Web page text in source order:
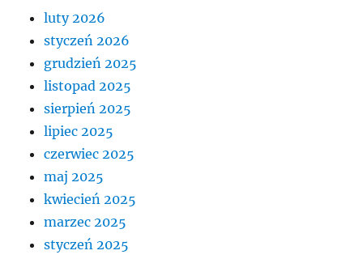
luty 2026
styczeń 2026
grudzień 2025
listopad 2025
sierpień 2025
lipiec 2025
czerwiec 2025
maj 2025
kwiecień 2025
marzec 2025
styczeń 2025